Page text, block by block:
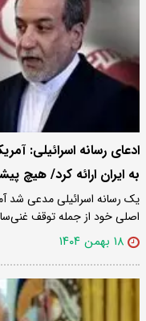
ادعای رسانه اسرائیلی:
به ایران ارائه کرد/
یک رسانه اسرائیلی مدعی شد
اصلی خود از جمله توقف
۱۸ بهمن ۱۴۰۴